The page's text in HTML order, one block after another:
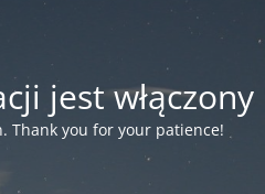
jest włączony
Thank you for your patience!